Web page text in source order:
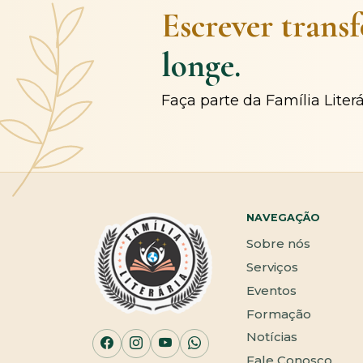
Escrever
longe.
Faça parte da Família
NAVEGAÇÃO
Sobre nós
Serviços
Eventos
Formação
Notícias